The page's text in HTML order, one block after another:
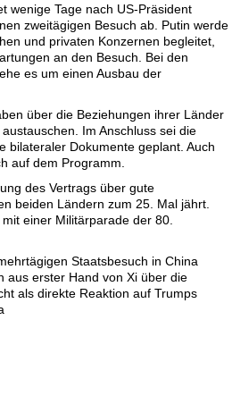
wenige Tage nach US-Präsident
zweitägigen Besuch ab. Putin werde
und privaten Konzernen begleitet,
an den Besuch. Bei den
es um einen Ausbau der
über die Beziehungen ihrer Länder
Im Anschluss sei die
bilateraler Dokumente geplant. Auch
auf dem Programm.
des Vertrags über gute
beiden Ländern zum 25. Mal jährt.
einer Militärparade der 80.
Staatsbesuch in China
aus erster Hand von Xi über die
als direkte Reaktion auf Trumps